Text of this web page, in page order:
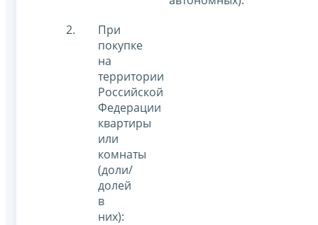
При
покупке
на
территории
Российской
Федерации
квартиры
или
комнаты
(доли/
долей
в
них):